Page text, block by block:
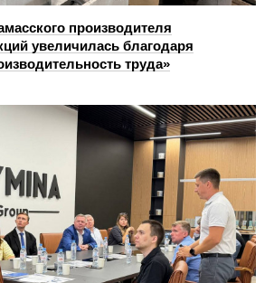
производителя
увеличилась благодаря
труда»